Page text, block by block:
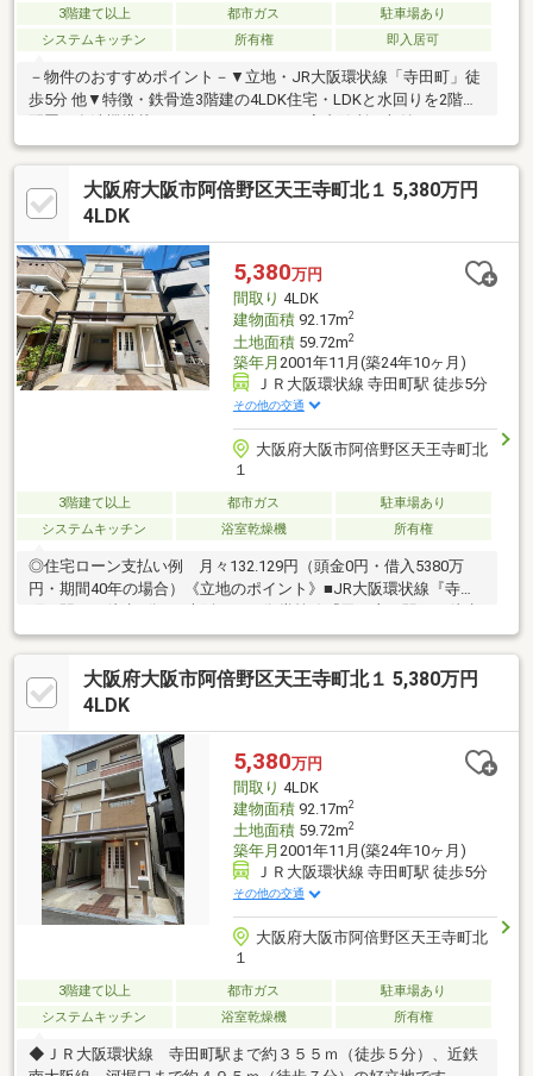
3階建て以上 都市ガス
駐車場あり
システムキッチン
所有権 即入居可
－物件のおすすめポイント－▼立地・JR大阪環状線「寺田町」徒
歩5分 他▼特徴・鉄骨造3階建の4LDK住宅・LDKと水回りを2階に
を確保・多用途に利用可能なロフト付▼2026年5月室内リフォー
ム済【新調】キッチン、UB、 トイレ 等【張替】全室クロス(壁・
天井) 等【その他】ハウスクリーニング 他▼周辺環境・万代天王
寺店 徒歩3分(約200m)・大阪市立高松小学校 徒歩5分(約350m)■
細・ご相談はお気軽にお問い合わせください。
大阪府大阪市阿倍野区天王寺町北１ 5,380万円
4LDK
5,380万円
間取り 4LDK
建物面積92.17m2
土地面積59.72m2
築年月 2001年11月(築24年10ヶ月)
ＪＲ大阪環状線 寺田町駅 徒歩5分
その他の交通
大阪府大阪市阿倍野区天王寺町北
１
3階建て以上 都市ガス
駐車場あり
システムキッチン
浴室乾燥機 所有権
◎住宅ローン支払い例 月々132.129円（頭金0円・借入5380万
円・期間40年の場合）《立地のポイント》■JR大阪環状線『寺田
10分！■近鉄南大阪線『河堀口駅』徒歩9分！■高松小学校まで徒
歩4分！《物件のポイント》■令和8年5月にリフォーム済み！■平
成13年建築の戸建！■３沿線利用可能・各駅徒歩10分圏内の好立
地です！■専有面積92.17㎡の4LDKです♪■段差のないフラット設
では他社様掲載物件もまとめてご案内可能です♪
大阪府大阪市阿倍野区天王寺町北１ 5,380万円
4LDK
5,380万円
間取り 4LDK
建物面積92.17m2
土地面積59.72m2
築年月 2001年11月(築24年10ヶ月)
ＪＲ大阪環状線 寺田町駅 徒歩5分
その他の交通
大阪府大阪市阿倍野区天王寺町北
１
3階建て以上 都市ガス
駐車場あり
システムキッチン
浴室乾燥機 所有権
◆ＪＲ大阪環状線 寺田町駅まで約３５５ｍ（徒歩５分）、近鉄